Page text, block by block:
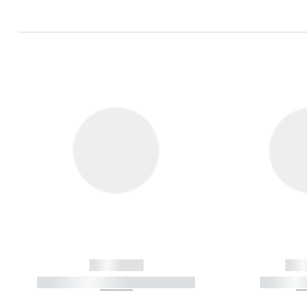
------------
----------- ----------- -----------